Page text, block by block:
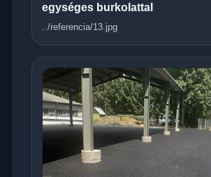
egységes burkolattal
../referencia/13.jpg